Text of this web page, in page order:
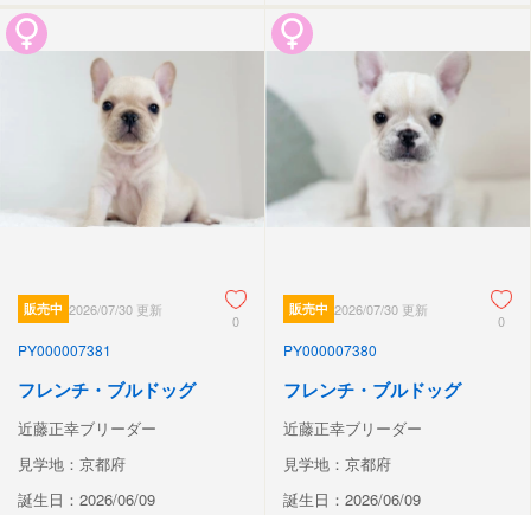
販売中 2026/07/30 更新
0
PY000007381
フレンチ・ブルドッグ
近藤正幸ブリーダー
見学地：京都府
誕生日：2026/06/09
販売中 2026/07/30 更新
0
PY000007380
フレンチ・ブルドッグ
近藤正幸ブリーダー
見学地：京都府
誕生日：2026/06/09